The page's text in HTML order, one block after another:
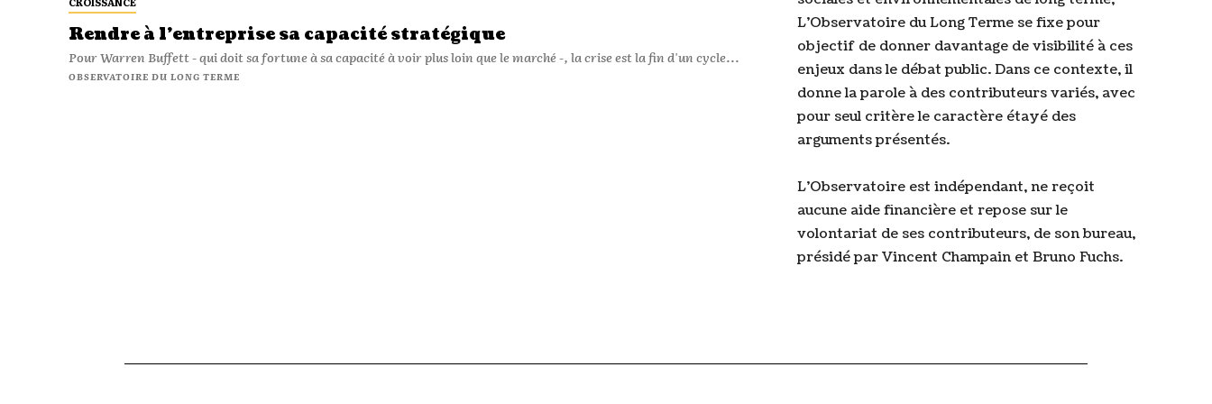
Rendre à l’entreprise sa capacité stratégique
Pour Warren Buffett - qui doit sa fortune à sa capacité à voir plus loin que le marché -, la crise est la fin d'un cycle...
OBSERVATOIRE DU LONG TERME
L’Observatoire du Long Terme se fixe pour
objectif de donner davantage de visibilité à ces
enjeux dans le débat public. Dans ce contexte, il
donne la parole à des contributeurs variés, avec
pour seul critère le caractère étayé des
arguments présentés.
L’Observatoire est indépendant, ne reçoit
aucune aide financière et repose sur le
volontariat de ses contributeurs, de son bureau,
présidé par Vincent Champain et Bruno Fuchs.